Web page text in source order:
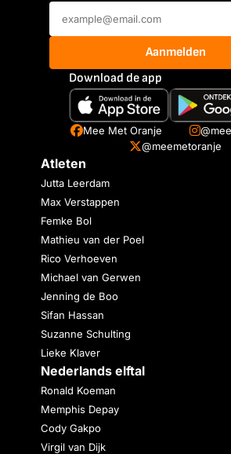
Aanmelden
Download de app
Mee Met Oranje
@meemetoranje
Atleten
Jutta Leerdam
Max Verstappen
Femke Bol
Mathieu van der Poel
Rico Verhoeven
Michael van Gerwen
Jenning de Boo
Sifan Hassan
Suzanne Schulting
Lieke Klaver
Nederlands elftal
Ronald Koeman
Memphis Depay
Cody Gakpo
Virgil van Dijk